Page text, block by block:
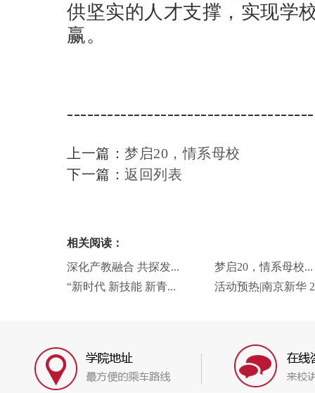
供坚实的人才支撑，实现学
赢。
上一篇： 梦启20，情系母校
下一篇： 返回列表
相关阅读：
深化产教融合 共探发...
梦启20，情系母校...
“新时代 新技能 新青...
活动预热|南京新华